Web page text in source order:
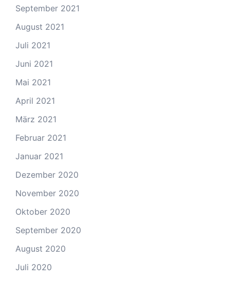
September 2021
August 2021
Juli 2021
Juni 2021
Mai 2021
April 2021
März 2021
Februar 2021
Januar 2021
Dezember 2020
November 2020
Oktober 2020
September 2020
August 2020
Juli 2020